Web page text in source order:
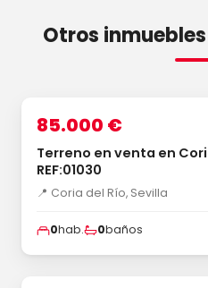
Otros
VENTA
85.000 €
Terreno en venta en
REF:01030
📍 Coria del Río, Sevilla
0hab. 0baños